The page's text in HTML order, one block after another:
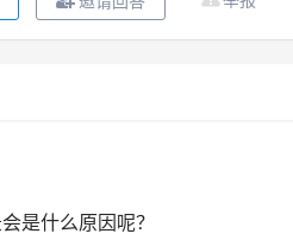
是什么原因呢？